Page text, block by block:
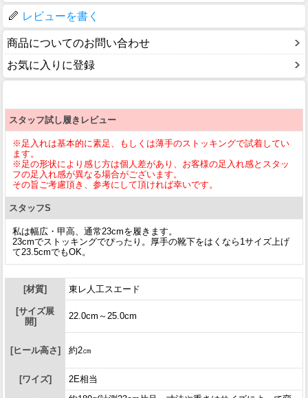
レビューを書く
商品についてのお問い合わせ
お気に入りに登録
スタッフ試し履きレビュー
※足入れは基本的に素足、もしくは薄手のストッキングで試着してい
ます。
※足の形状により感じ方は個人差があり、お客様の足入れ感とスタッ
フの足入れ感が異なる場合がございます。
その旨ご考慮頂き、参考にして頂ければ幸いです。
スタッフS
私は幅広・甲高、通常23cmを履きます。
23cmでストッキングでぴったり。厚手の靴下をはくなら1サイズ上げ
て23.5cmでもOK。
[材質] 東レ人工スエード
[サイズ展
開]
22.0cm～25.0cm
[ヒール高さ] 約2㎝
[ワイズ] 2E相当